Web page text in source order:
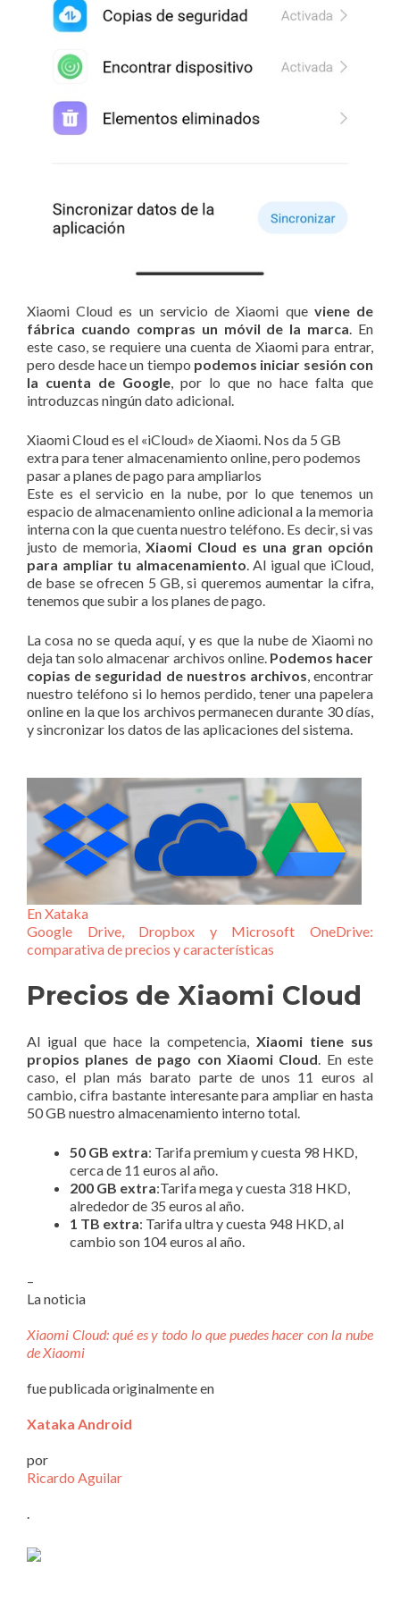
Xiaomi Cloud es un servicio de Xiaomi que viene de
fábrica cuando compras un móvil de la marca . En
este caso, se requiere una cuenta de Xiaomi para entrar,
pero desde hace un tiempo podemos iniciar sesión con
la cuenta de Google , por lo que no hace falta que
introduzcas ningún dato adicional.
Xiaomi Cloud es el «iCloud» de Xiaomi. Nos da 5 GB
extra para tener almacenamiento online, pero podemos
pasar a planes de pago para ampliarlos
Este es el servicio en la nube, por lo que tenemos un
espacio de almacenamiento online adicional a la memoria
interna con la que cuenta nuestro teléfono. Es decir, si vas
justo de memoria, Xiaomi Cloud es una gran opción
para ampliar tu almacenamiento . Al igual que iCloud,
de base se ofrecen 5 GB, si queremos aumentar la cifra,
tenemos que subir a los planes de pago.
La cosa no se queda aquí, y es que la nube de Xiaomi no
deja tan solo almacenar archivos online. Podemos hacer
copias de seguridad de nuestros archivos , encontrar
nuestro teléfono si lo hemos perdido, tener una papelera
online en la que los archivos permanecen durante 30 días,
y sincronizar los datos de las aplicaciones del sistema.
En Xataka
Google Drive, Dropbox y Microsoft OneDrive:
comparativa de precios y características
Precios de Xiaomi Cloud
Al igual que hace la competencia, Xiaomi tiene sus
propios planes de pago con Xiaomi Cloud . En este
caso, el plan más barato parte de unos 11 euros al
cambio, cifra bastante interesante para ampliar en hasta
50 GB nuestro almacenamiento interno total.
50 GB extra: Tarifa premium y cuesta 98 HKD,
cerca de 11 euros al año.
200 GB extra:Tarifa mega y cuesta 318 HKD,
alrededor de 35 euros al año.
1 TB extra: Tarifa ultra y cuesta 948 HKD, al
cambio son 104 euros al año.
–
La noticia
Xiaomi Cloud: qué es y todo lo que puedes hacer con la nube
de Xiaomi
fue publicada originalmente en
Xataka Android
por
Ricardo Aguilar